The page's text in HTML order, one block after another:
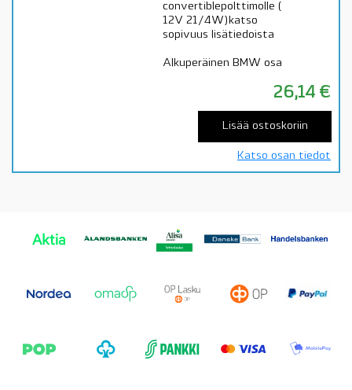
convertiblepolttimolle (
12V 21/4W)katso
sopivuus lisätiedoista
Alkuperäinen BMW osa
26,14 €
Lisää ostoskoriin
Katso osan tiedot